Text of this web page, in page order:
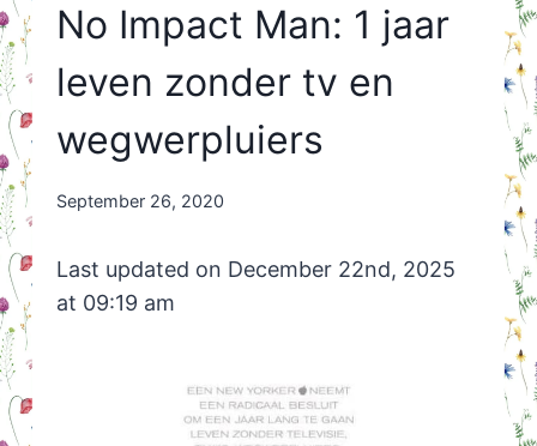
No Impact Man: 1 jaar
leven zonder tv en
wegwerpluiers
By
September 26, 2020
Last updated on December 22nd, 2025
at 09:19 am